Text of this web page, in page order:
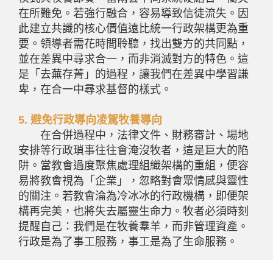
在所難免。若強行融合，容易導致信徒流失。因
此建立共識的核心價值遠比統一行政架構更為重
要。領導者需花時間聆聽，找出雙方的共同點，
並在差異中尋求合一，而非消滅對方的特色。這
是「去蕪存菁」的過程，讓我們在差異中學習謙
卑，在合一中尋求基督的樣式。
5. 避免行政導向凌駕牧養導向
在合併過程中，法律文件、財務審計、場地
安排等行政瑣事往往會淹沒牧者，這是巨大的陷
阱。當教會過度聚焦處理組織架構的重組，便容
易將教會視為「企業」，忽略對會眾情感與靈性
的關注。若教會淪為冷冰冰的行政機構，即便架
構再完美，也將失去屬靈生命力。牧者必須時刻
提醒自己：我們是在牧養羣羊，而非管理資產。
行政是為了事工服務，事工是為了生命服務。